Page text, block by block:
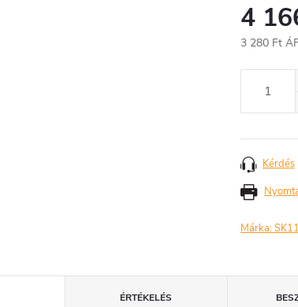
4
3 280 Ft
Kérdés
Márka:SK11
ÉRTÉKELÉS